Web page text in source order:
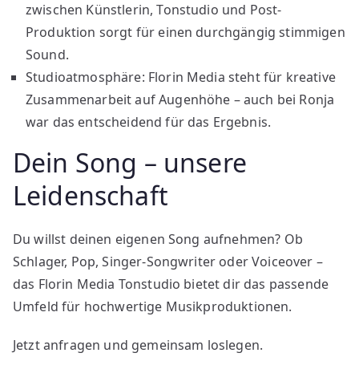
zwischen Künstlerin, Tonstudio und Post-
Produktion sorgt für einen durchgängig stimmigen
Sound.
Studioatmosphäre: Florin Media steht für kreative
Zusammenarbeit auf Augenhöhe – auch bei Ronja
war das entscheidend für das Ergebnis.
Dein Song – unsere
Leidenschaft
Du willst deinen eigenen Song aufnehmen? Ob
Schlager, Pop, Singer-Songwriter oder Voiceover –
das Florin Media Tonstudio bietet dir das passende
Umfeld für hochwertige Musikproduktionen.
Jetzt anfragen und gemeinsam loslegen.